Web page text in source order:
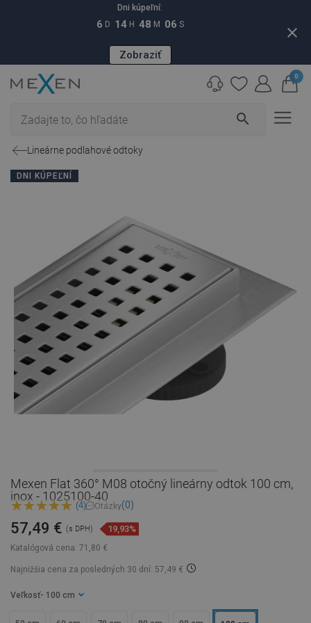
Dni kúpeľní:
6 D 14 H 48 M 05 S
Zobraziť
close
search
0
Lineárne podlahové odtoky
DNI KÚPEĽNÍ
Mexen Flat 360° M08 otočný lineárny odtok 100 cm,
inox - 1025100-40
(4) Otázky(0)
Katalógová cena: 71,80 €
57,49 € (s DPH) 19,93%
Najnižšia cena za posledných 30 dní: 57,49 €
Veľkosť - 100 cm